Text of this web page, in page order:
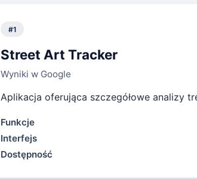
#1
Street Art Tracker
Wyniki w Google
Aplikacja oferująca szczegółowe analizy
Funkcje
Interfejs
Dostępność